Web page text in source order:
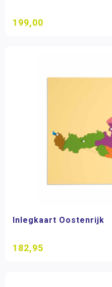
199,00
Inlegkaart Oostenrijk
182,95